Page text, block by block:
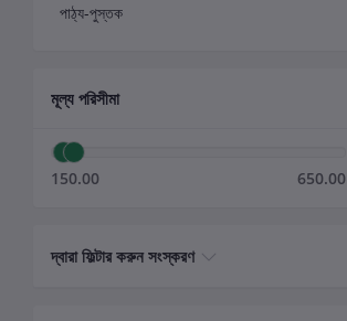
পাঠ্য-পুস্তক
মূল্য পরিসীমা
150.00 650.00
দ্বারা ফিল্টার করুন সংস্করণ